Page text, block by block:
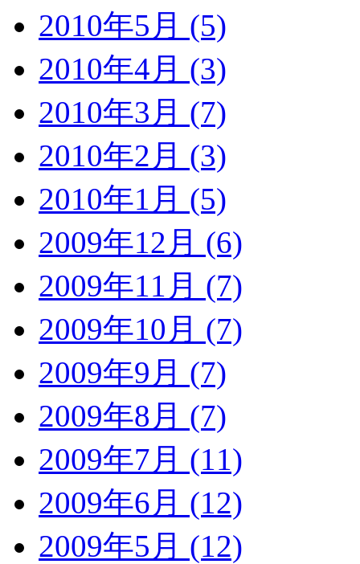
2010年5月 (5)
2010年4月 (3)
2010年3月 (7)
2010年2月 (3)
2010年1月 (5)
2009年12月 (6)
2009年11月 (7)
2009年10月 (7)
2009年9月 (7)
2009年8月 (7)
2009年7月 (11)
2009年6月 (12)
2009年5月 (12)